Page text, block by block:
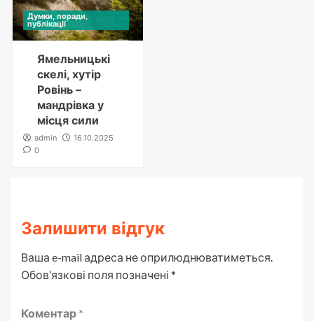
Думки, поради,
публікації
Ямельницькі
скелі, хутір
Ровінь –
мандрівка у
місця сили
admin
16.10.2025
0
Залишити відгук
Ваша e-mail адреса не оприлюднюватиметься.
Обов’язкові поля позначені *
Коментар *